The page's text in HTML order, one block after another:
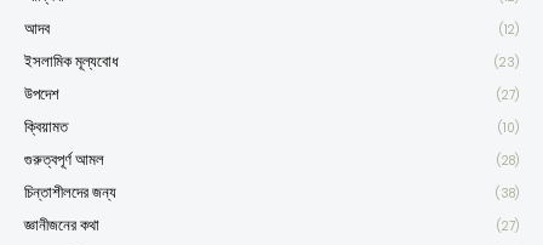
আদব (12)
ইসলামিক মূল্যবোধ (23)
উপদেশ (27)
ক্বিয়ামত (10)
গুরুত্বপূর্ণ আমল (28)
চিন্তাশীলদের জন্য (38)
জ্ঞানীজনের কথা (27)